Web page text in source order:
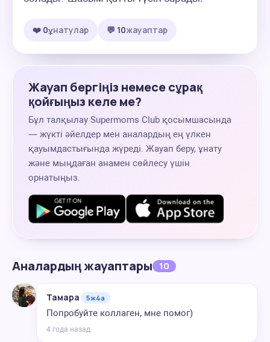
❤️ 0ұнатулар 💬 10жауаптар
Жауап бергіңіз немесе сұрақ
қойғыңыз келе ме?
Бұл талқылау Supermoms Club қосымшасында
— жүкті әйелдер мен аналардың ең үлкен
қауымдастығында жүреді. Жауап беру, ұнату
және мыңдаған анамен сөйлесу үшін
орнатыңыз.
Аналардың жауаптары 10
Тамара 5ж4а
Попробуйте коллаген, мне помог)
4 года назад